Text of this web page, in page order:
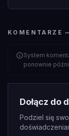
KOMENTARZE
System
ponownie
Dołącz do
Podziel się